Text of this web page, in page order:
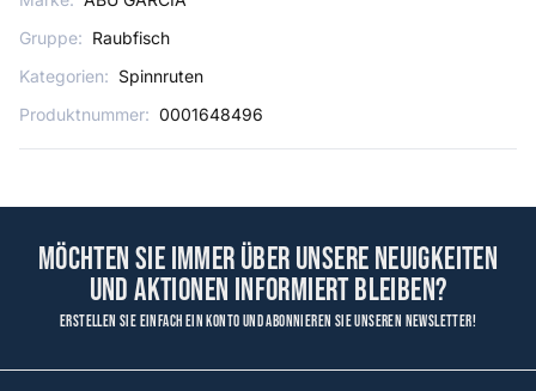
Gruppe: Raubfisch
Kategorien: Spinnruten
Produktnummer: 0001648496
Möchten Sie immer über unsere Neuigkeiten
und Aktionen informiert bleiben?
Erstellen Sie einfach ein Konto und abonnieren Sie unseren Newsletter!